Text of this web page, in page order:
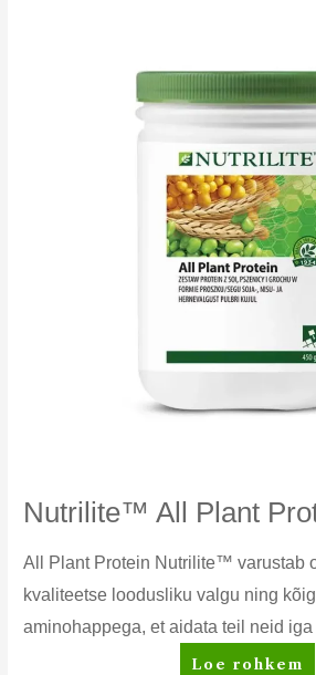
Nutrilite™ All Plant
All Plant Protein Nutrilite™ varustab
kvaliteetse loodusliku valgu ning
aminohappega, et aidata teil neid iga
Nutrilite™
Loe rohkem